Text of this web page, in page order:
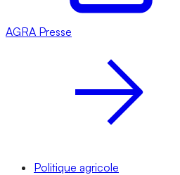
AGRA Presse
Politique agricole